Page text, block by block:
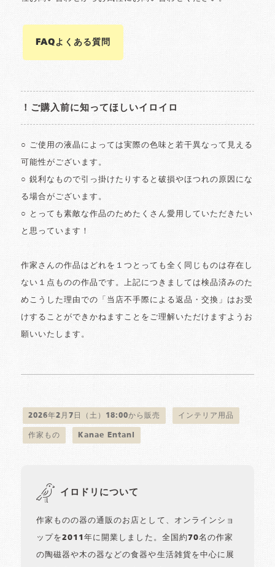
FAQよくある質問
！ご購入前に知ってほしいイロイロ
○ ご使用の液晶によっては実際の色味と若干異なって見える
可能性がございます。
○ 鋭利なもので引っ掛けたりすると破損やほつれの原因にな
る場合がございます。
○ とっても素敵な作品のためたくさん愛用していただきたい
と思っています！
作家さんの作品はどれを１つとっても全く同じものは存在し
ない１点ものの作品です。上記につきましては検品済みのた
めこうした理由での「当店不手際による返品・交換」はお受
けすることができかねますことをご理解いただけますようお
願いいたします。
2026年2月7日（土）18:00から販売 インテリア用品
作家もの Kanae Entani
イロドリについて
作家ものの器の通販のお店として、オンラインショ
ップを2011年に開業しました。全国約70名の作家
の陶磁器や木の器などの食器や生活雑貨を中心に展